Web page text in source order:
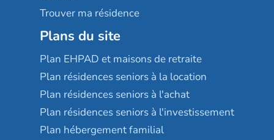
Trouver ma résidence
Plans du site
Plan EHPAD et maisons de retraite
Plan résidences seniors à la location
Plan résidences seniors à l'achat
Plan résidences seniors à l'investissement
Plan hébergement familial